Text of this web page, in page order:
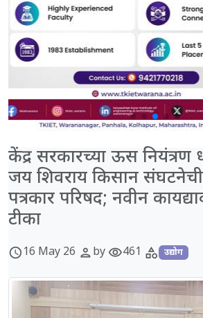
केंद्र सरकारच्या ऊस नियंत्रण
जय शिवराय किसान संघटनेची
पत्रकार परिषद; नवीन
टीका
schedule16 May 26 personby visibility461 category उद्योग